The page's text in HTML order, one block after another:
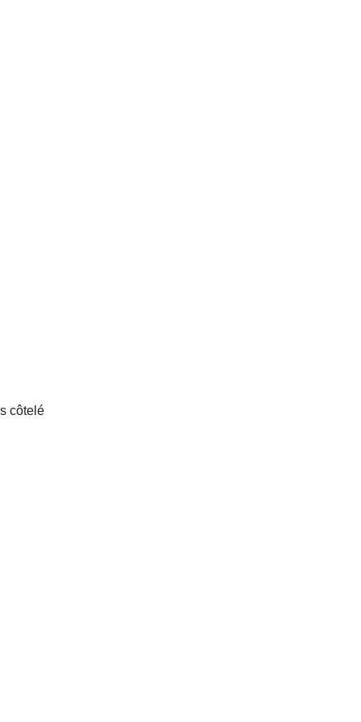
côtelé